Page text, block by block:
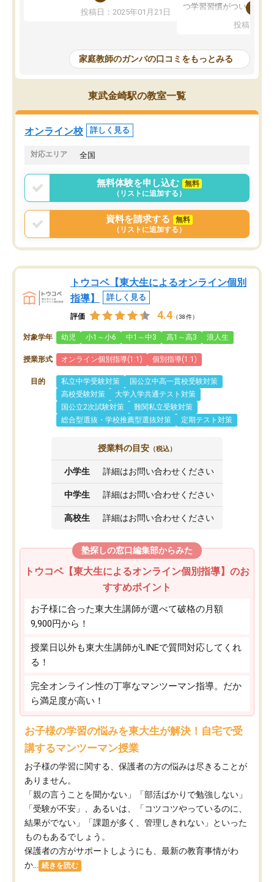
を開いてzoomを繋げるようになりまし
た！5科目なんでもOKなのもとても気
めて1年ほどだった今では平均点以上の
科目が増えてきました！あと1年受験ま
であるので無料の週末教室を使用しな
がら頑張って欲しいと思います！
投稿日：2025年01月21日
つ学習習慣がついてきま
指導が無い日も予定表
問できるのでとても助か
投稿日：
家庭教師のガンバの口コミをもっとみる
東武金崎駅の教室一覧
オンライン校 詳しく見る
対応エリア 全国
無料体験を申し込む
無料
（リストに追加する）
資料を請求する
無料
（リストに追加する）
トウコベ【東大生によるオンライン個別
指導】
詳しく見る
評価 4.4 （38件）
対象学年 幼児 小1～小6 中1～中3 高1～高3 浪人生
授業形式 オンライン個別指導(1:1) 個別指導(1:1)
目的 私立中学受験対策
国公立中高一貫校受験対策
高校受験対策
大学入学共通テスト対策
国公立2次試験対策
難関私立受験対策
総合型選抜・学校推薦型選抜対策
定期テスト対策
授業料の目安 （税込）
小学生 詳細はお問い合わせください
中学生 詳細はお問い合わせください
高校生 詳細はお問い合わせください
塾探しの窓口編集部からみた
トウコベ【東大生によるオンライン個別指導】のお
すすめポイント
お子様に合った東大生講師が選べて破格の月額
9,900円から！
授業日以外も東大生講師がLINEで質問対応してくれ
る！
完全オンライン性の丁寧なマンツーマン指導。だか
ら満足度が高い！
お子様の学習の悩みを東大生が解決！自宅で受
講するマンツーマン授業
お子様の学習に関する、保護者の方の悩みは尽きることが
ありません。
「親の言うことを聞かない」「部活ばかりで勉強しない」
「受験が不安」、あるいは、「コツコツやっているのに、
結果がでない」「課題が多く、管理しきれない」といった
ものもあるでしょう。
保護者の方がサポートしようにも、最新の教育事情がわ
か...
続きを読む